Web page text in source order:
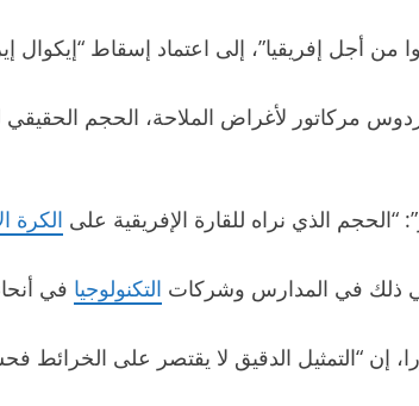
إسقاط “إيكوال ‌إيرث” لعام 2018، الذي يهدف إلى إظهار الأحجام
مركاتور لأغراض الملاحة، الحجم
الذي نراه ⁠للقارة الإفريقية على الكرة
ذلك في المدارس وشركات التكنولوجيا في
‌إن “التمثيل الدقيق لا يقتصر على